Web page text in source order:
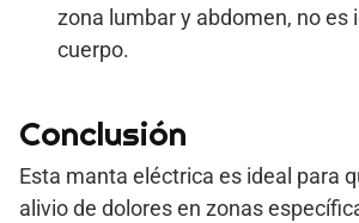
zona lumbar y abdomen, no es
cuerpo.
Conclusión
Esta manta eléctrica es ideal para
alivio de dolores en zonas